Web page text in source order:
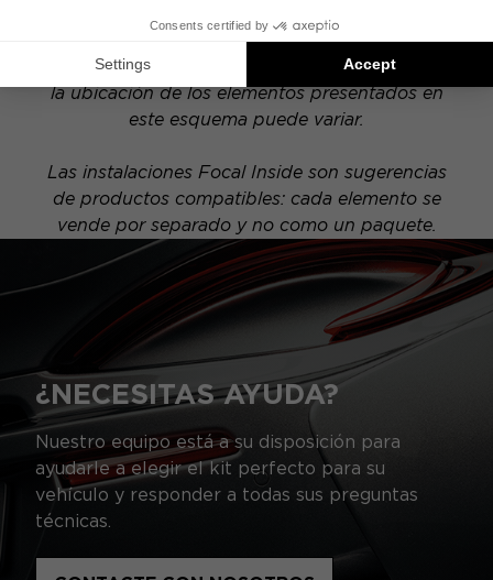
sistema de audio original de fábrica. Si tu
vehículo dispone de una opción hi-fi específica,
la ubicación de los elementos presentados en
este esquema puede variar.
Las instalaciones Focal Inside son sugerencias
de productos compatibles: cada elemento se
vende por separado y no como un paquete.
¿NECESITAS AYUDA?
Nuestro equipo está a su disposición para
ayudarle a elegir el kit perfecto para su
vehículo y responder a todas sus preguntas
técnicas.